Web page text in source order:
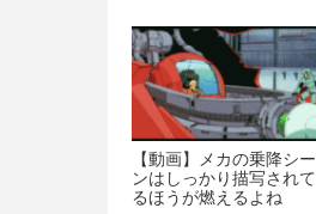
【動画】メカの乗降シー
ンはしっかり描写されて
るほうが燃えるよね